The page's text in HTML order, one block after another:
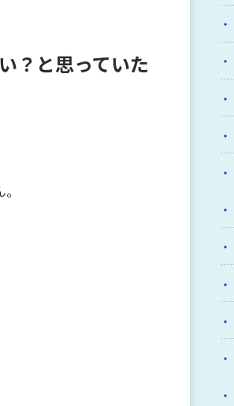
？と思っていた